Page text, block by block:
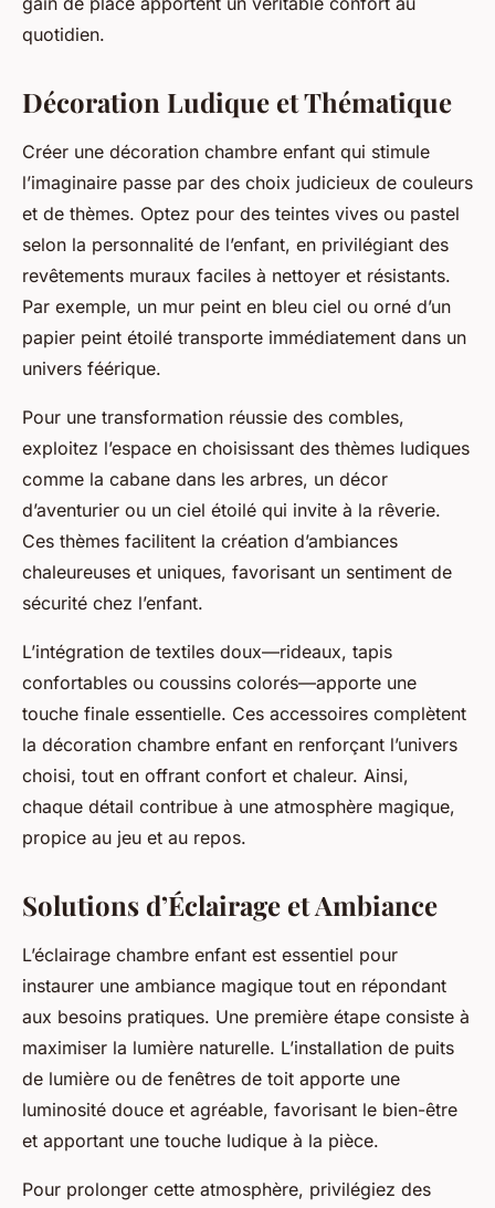
quotidien.
Décoration Ludique et Thématique
Créer une décoration chambre enfant qui stimule
l’imaginaire passe par des choix judicieux de couleurs
et de thèmes. Optez pour des teintes vives ou pastel
selon la personnalité de l’enfant, en privilégiant des
revêtements muraux faciles à nettoyer et résistants.
Par exemple, un mur peint en bleu ciel ou orné d’un
papier peint étoilé transporte immédiatement dans un
univers féérique.
Pour une transformation réussie des combles,
exploitez l’espace en choisissant des thèmes ludiques
comme la cabane dans les arbres, un décor
d’aventurier ou un ciel étoilé qui invite à la rêverie.
Ces thèmes facilitent la création d’ambiances
chaleureuses et uniques, favorisant un sentiment de
sécurité chez l’enfant.
L’intégration de textiles doux—rideaux, tapis
confortables ou coussins colorés—apporte une
touche finale essentielle. Ces accessoires complètent
la décoration chambre enfant en renforçant l’univers
choisi, tout en offrant confort et chaleur. Ainsi,
chaque détail contribue à une atmosphère magique,
propice au jeu et au repos.
Solutions d’Éclairage et Ambiance
L’éclairage chambre enfant est essentiel pour
instaurer une ambiance magique tout en répondant
aux besoins pratiques. Une première étape consiste à
maximiser la lumière naturelle. L’installation de puits
de lumière ou de fenêtres de toit apporte une
luminosité douce et agréable, favorisant le bien-être
et apportant une touche ludique à la pièce.
Pour prolonger cette atmosphère, privilégiez des